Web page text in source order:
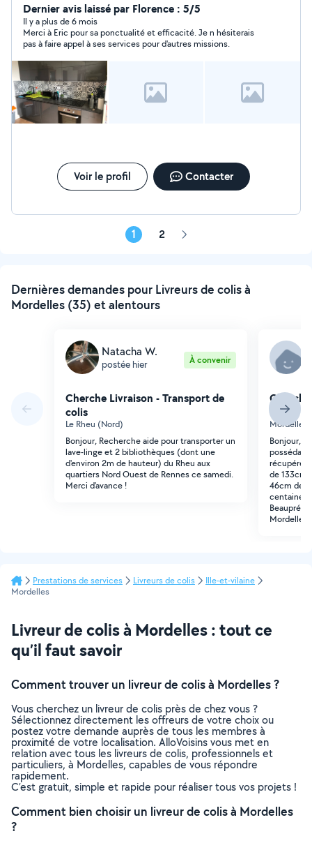
toutes pièces dispo pour trajet Sérieux appliqué et
motivé , peux être accompagné d un collègue
.possibilité de démontage et montage de meubles
Amicalement Éric
Dernier avis laissé par Florence : 5/5
Il y a plus de 6 mois
Merci à Eric pour sa ponctualité et efficacité. Je n hésiterais
pas à faire appel à ses services pour d'autres missions.
Voir le profil Contacter
1 2 Page
Dernières demandes pour Livreurs de colis à
Mordelles (35) et alentours
Natacha W.
postée hier À convenir
Cherche Livraison - Transport de
colis
Le Rheu (Nord)
Bonjour, Recherche aide pour transporter un
lave-linge et 2 bibliothèques (dont une
d'environ 2m de hauteur) du Rheu aux
quartiers Nord Ouest de Rennes ce samedi.
Merci d'avance !
colis
Mordelles
Bonjour,
récupérer
de 133cm
46cm de
centaine
Prestations de services Livreurs de colis
Ille-et-vilaine
Mordelles
Livreur de colis à Mordelles : tout ce
qu’il faut savoir
Comment trouver un livreur de colis à Mordelles ?
Vous cherchez un livreur de colis près de chez vous ?
Sélectionnez directement les offreurs de votre choix ou
postez votre demande auprès de tous les membres à
proximité de votre localisation. AlloVoisins vous met en
relation avec tous les livreurs de colis, professionnels et
particuliers, à Mordelles, capables de vous répondre
rapidement.
C’est gratuit, simple et rapide pour réaliser tous vos projets !
Comment bien choisir un livreur de colis à Mordelles
?